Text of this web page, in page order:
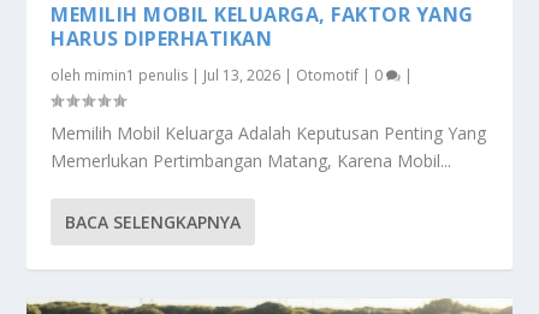
MEMILIH MOBIL KELUARGA, FAKTOR YANG
HARUS DIPERHATIKAN
oleh mimin1 penulis | Jul 13, 2026 | Otomotif | 0 |
Memilih Mobil Keluarga Adalah Keputusan Penting Yang
Memerlukan Pertimbangan Matang, Karena Mobil...
BACA SELENGKAPNYA